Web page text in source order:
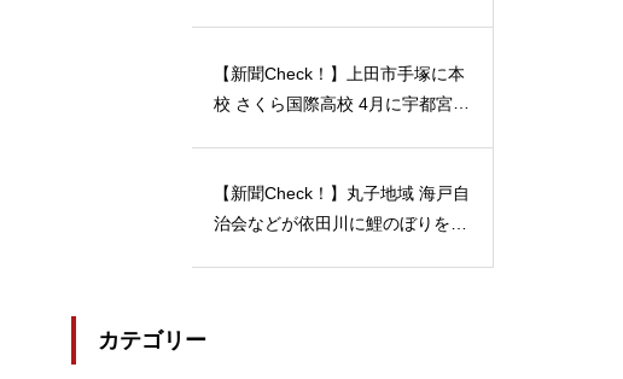
【新聞Check！】上田市手塚に本
校 さくら国際高校 4月に宇都宮動
【新聞Check！】丸子地域 海戸自
治会などが依田川に鯉のぼりを掲
カテゴリー